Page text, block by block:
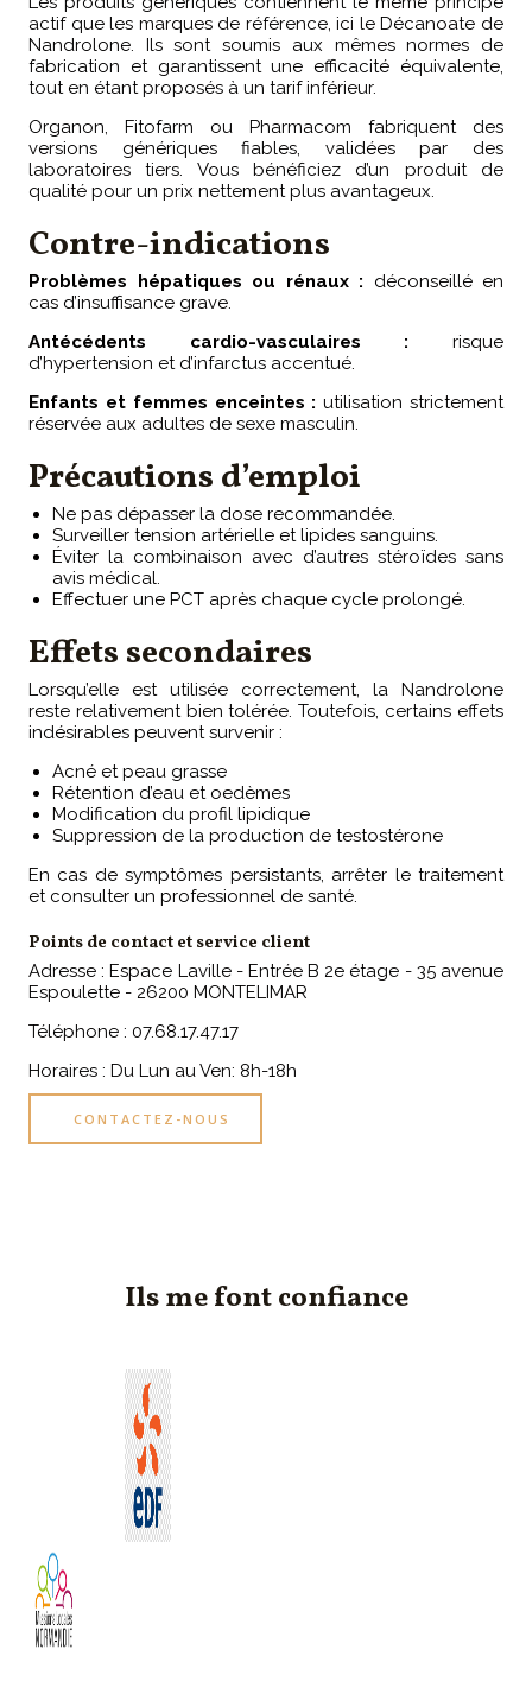
actif que les marques de référence, ici le Décanoate de
Nandrolone. Ils sont soumis aux mêmes normes de
fabrication et garantissent une efficacité équivalente,
tout en étant proposés à un tarif inférieur.
Organon, Fitofarm ou Pharmacom fabriquent des
versions génériques fiables, validées par des
laboratoires tiers. Vous bénéficiez d’un produit de
qualité pour un prix nettement plus avantageux.
Contre-indications
Problèmes hépatiques ou rénaux : déconseillé en
cas d’insuffisance grave.
Antécédents cardio-vasculaires : risque
d’hypertension et d’infarctus accentué.
Enfants et femmes enceintes : utilisation strictement
réservée aux adultes de sexe masculin.
Précautions d’emploi
Ne pas dépasser la dose recommandée.
Surveiller tension artérielle et lipides sanguins.
Éviter la combinaison avec d’autres stéroïdes sans
avis médical.
Effectuer une PCT après chaque cycle prolongé.
Effets secondaires
Lorsqu’elle est utilisée correctement, la Nandrolone
reste relativement bien tolérée. Toutefois, certains effets
indésirables peuvent survenir :
Acné et peau grasse
Rétention d’eau et oedèmes
Modification du profil lipidique
Suppression de la production de testostérone
En cas de symptômes persistants, arrêter le traitement
et consulter un professionnel de santé.
Points de contact et service client
Adresse : Espace Laville - Entrée B 2e étage - 35 avenue
Espoulette - 26200 MONTELIMAR
Téléphone : 07.68.17.47.17
Horaires : Du Lun au Ven: 8h-18h
CONTACTEZ-NOUS
Ils me font confiance